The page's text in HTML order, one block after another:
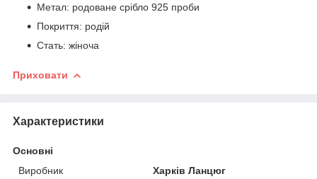
Метал: родоване срібло 925 проби
Покриття: родій
Стать: жіноча
Приховати
Характеристики
Основні
Виробник
Харків Ланцюг